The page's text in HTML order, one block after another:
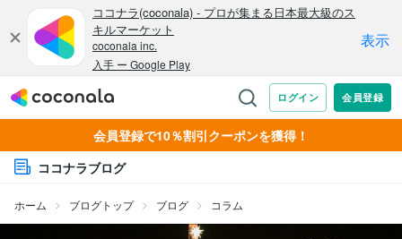
会員登録で10％割引クーポンを獲得！
ココナラブログ
ホーム ブログトップ ブログ コラム